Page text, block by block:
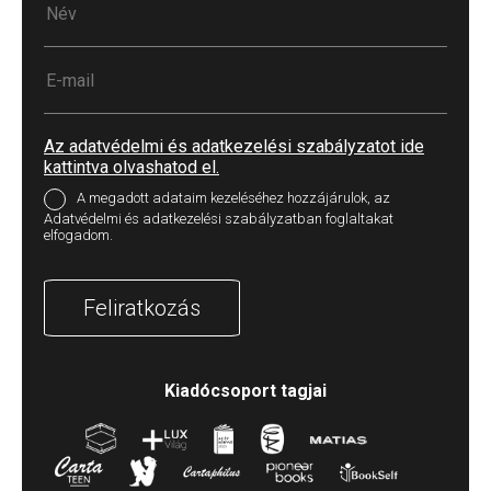
Az adatvédelmi és adatkezelési szabályzatot ide
kattintva olvashatod el.
A megadott adataim kezeléséhez hozzájárulok, az
Adatvédelmi és adatkezelési szabályzatban foglaltakat
elfogadom.
Feliratkozás
Kiadócsoport tagjai